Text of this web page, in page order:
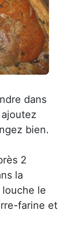
dans
bien.
2
la
louche le
farine et